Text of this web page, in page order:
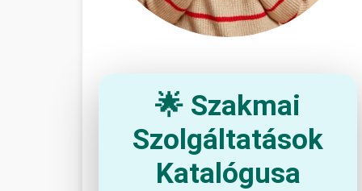
🌟 Szakmai
Szolgáltatások
Katalógusa